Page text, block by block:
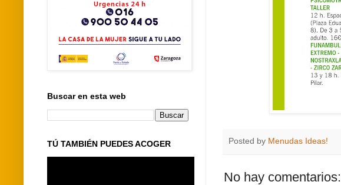
Posted by Menudas Ideas!
No hay comentarios:
Buscar en esta web
TÚ TAMBIÉN PUEDES ACOGER